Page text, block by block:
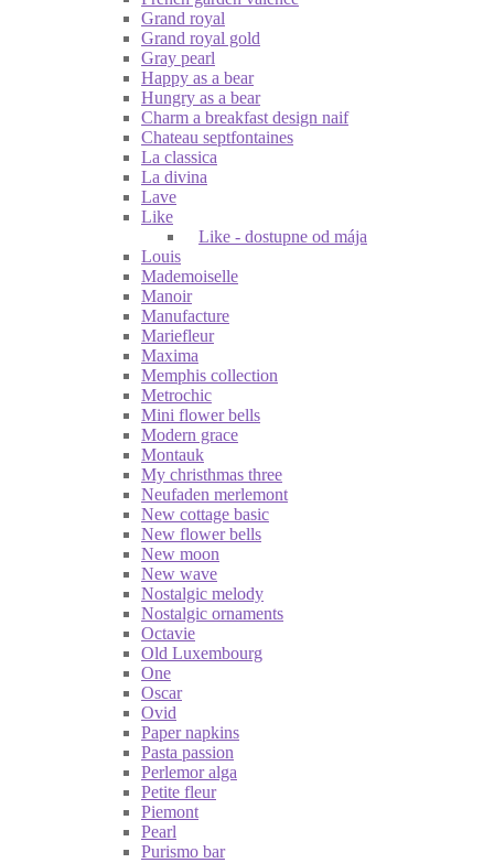
Grand royal
Grand royal gold
Gray pearl
Happy as a bear
Hungry as a bear
Charm a breakfast design naif
Chateau septfontaines
La classica
La divina
Lave
Like
Like - dostupne od mája
Louis
Mademoiselle
Manoir
Manufacture
Mariefleur
Maxima
Memphis collection
Metrochic
Mini flower bells
Modern grace
Montauk
My christhmas three
Neufaden merlemont
New cottage basic
New flower bells
New moon
New wave
Nostalgic melody
Nostalgic ornaments
Octavie
Old Luxembourg
One
Oscar
Ovid
Paper napkins
Pasta passion
Perlemor alga
Petite fleur
Piemont
Pearl
Purismo bar